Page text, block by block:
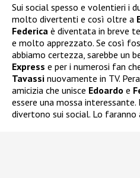
Sui social spesso e volentieri i
molto divertenti e così oltre a
Federica è diventata in breve
e molto apprezzato. Se così
abbiamo certezza, sarebbe un
Express e per i numerosi fan
Tavassi nuovamente in TV.
amicizia che unisce Edoardo e
essere una mossa
divertono sui social. Lo faranno